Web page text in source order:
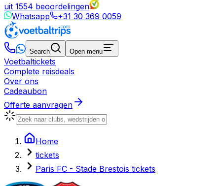
uit 1554 beoordelingen
Whatsapp
+31 30 369 0059
Search Open menu
Voetbaltickets
Complete reisdeals
Over ons
Cadeaubon
Offerte aanvragen
Home
tickets
Paris FC - Stade Brestois tickets